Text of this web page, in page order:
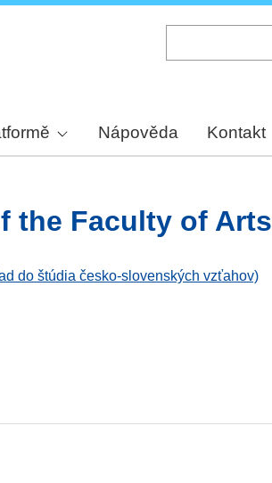
Nápověda Kontakt
the Faculty of Arts
do štúdia česko-slovenských vzťahov)